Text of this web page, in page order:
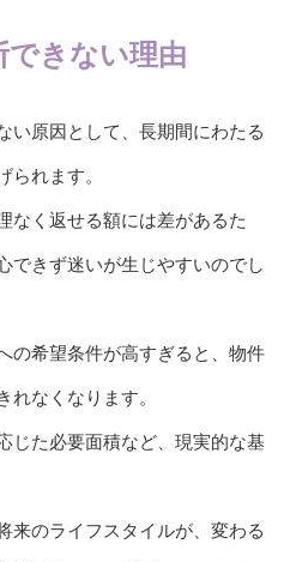
できない理由
い原因として、長期間にわたる
られます。
なく返せる額には差があるた
できず迷いが生じやすいのでし
の希望条件が高すぎると、物件
れなくなります。
じた必要面積など、現実的な基
来のライフスタイルが、変わる